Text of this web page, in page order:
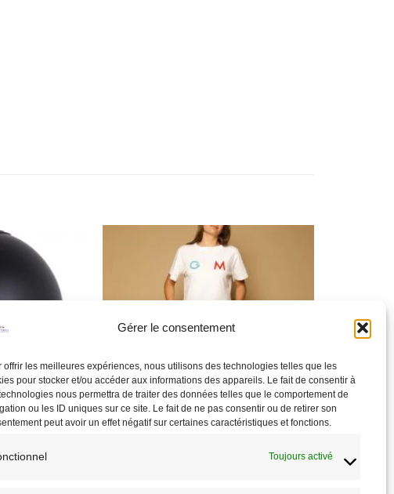
Gérer le consentement
offrir les meilleures expériences, nous utilisons des technologies telles que les
pour stocker et/ou accéder aux informations des appareils. Le fait de consentir à
nous permettra de traiter des données telles que le comportement de
ou les ID uniques sur ce site. Le fait de ne pas consentir ou de retirer son
peut avoir un effet négatif sur certaines caractéristiques et fonctions.
Toujours activé
Ajouter
à la liste
de
souhaits
NOIR
souhaits